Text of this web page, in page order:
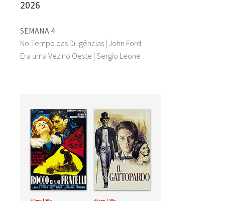
SEMANA 4
No Tempo das Diligências | John Ford
Era uma Vez no Oeste | Sergio Leone
2026